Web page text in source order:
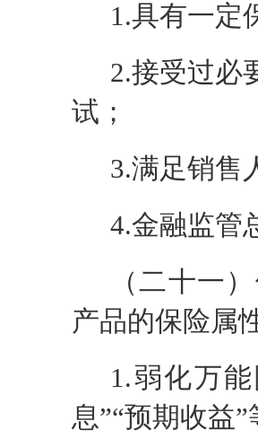
1.具有一定
2.接受过必
试；
3.满足销售
4.金融监管
（二十一
产品的保险属
1.弱化万
息”“预期收益